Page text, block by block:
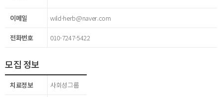
이메일 wild-herb@naver.com
전화번호 010-7247-5422
모집 정보
치료정보 사회성그룹